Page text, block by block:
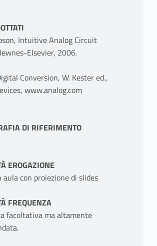
Intuitive Analog Circuit
Elsevier, 2006.
Conversion, W. Kester ed.,
www.analog.com
DI RIFERIMENTO
EROGAZIONE
aula con proiezione di slides
FREQUENZA
facoltativa ma altamente